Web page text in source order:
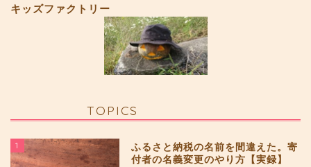
キッズファクトリー
TOPICS
1
ふるさと納税の名前を間違えた。寄
付者の名義変更のやり方【実録】